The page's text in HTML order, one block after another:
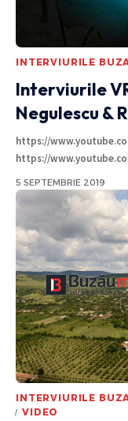
INTERVIURILE
Interviurile
Negulescu &
https://
https://
5 SEPTEMBRIE 2019
INTERVIURILE
VIDEO